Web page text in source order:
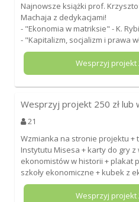
Najnowsze książki prof.
Machaja z dedykacjami!
- "Ekonomia w matriksie" - K.
- "Kapitalizm, socjalizm i prawa
Wesprzyj projekt
Wesprzyj projekt 250 zł lub
21
Wzmianka na stronie projektu +
Instytutu Misesa + karty do gry
ekonomistów w historii + plakat
szkoły ekonomiczne + kubek z
Wesprzyj projekt